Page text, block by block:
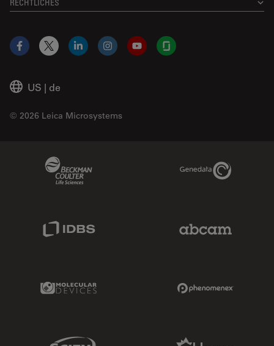
RECHTLICHES
US | de
© 2026 Leica Microsystems
Facebook
X LinkedInInstagramYouTubeGlassdoor
Genedata Link
IDBS Link
Molecular Devices Link
Sciex Link